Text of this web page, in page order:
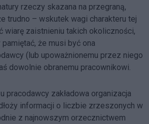
rzeczy skazana na przegraną,
trudno – wskutek wagi charakteru tej
wiarę zaistnieniu takich okoliczności,
że musi być ona
(lub upoważnionemu przez niego
dowolnie obranemu pracownikowi.
pracodawcy zakładowa organizacja
informacji o liczbie zrzeszonych w
z najnowszym orzecznictwem